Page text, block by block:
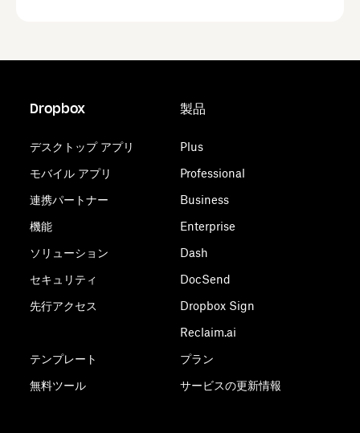
Dropbox
デスクトップ アプリ
モバイル アプリ
連携パートナー
機能
ソリューション
セキュリティ
先行アクセス
テンプレート
無料ツール
製品
Plus
Professional
Business
Enterprise
Dash
DocSend
Dropbox Sign
Reclaim.ai
プラン
サービスの更新情報